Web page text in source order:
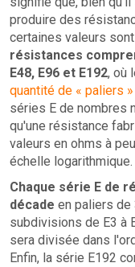
produire des
certaines valeurs
résistances
E48, E96 et E192, où
quantité de « paliers
séries E de nombres
qu'une résistance
valeurs en ohms à
échelle logarithmique.
Chaque série E de
décade en paliers de
subdivisions de E3 à
sera divisée dans
Enfin, la série E192